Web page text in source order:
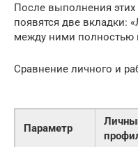
После выполнения
появятся две вкладки:
между ними полностью
Сравнение личного и
Параметр